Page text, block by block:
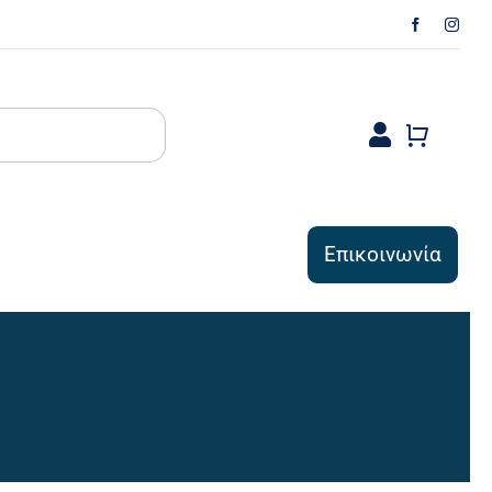
Επικοινωνία